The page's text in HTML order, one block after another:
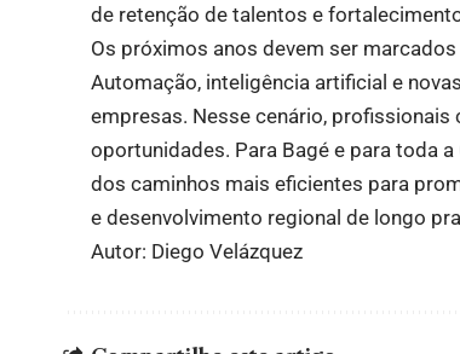
de retenção de talentos e
Os próximos anos devem ser
Automação, inteligência artificial e
empresas. Nesse cenário,
oportunidades. Para Bagé e para toda
dos caminhos mais eficientes para
e desenvolvimento regional de longo
Autor: Diego Velázquez